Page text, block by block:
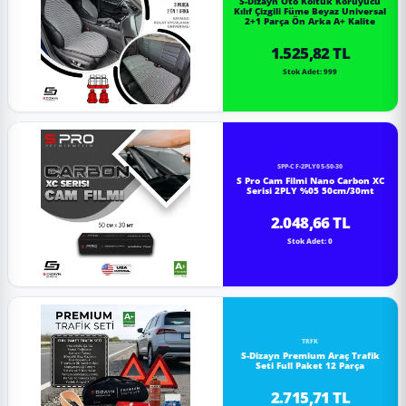
Kılıf Çizgili Füme Beyaz Universal
2+1 Parça Ön Arka A+ Kalite
1.525,82 TL
Stok Adet: 999
SPP-CF-2PLY05-50-30
S Pro Cam Filmi Nano Carbon XC
Serisi 2PLY %05 50cm/30mt
2.048,66 TL
Stok Adet: 0
TRFK
S-Dizayn Premium Araç Trafik
Seti Full Paket 12 Parça
2.715,71 TL